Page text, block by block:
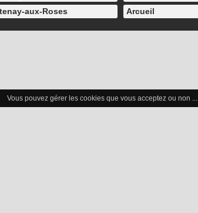
aux-Roses Arcueil
Vous pouvez gérer les cookies que vous acceptez ou non ...